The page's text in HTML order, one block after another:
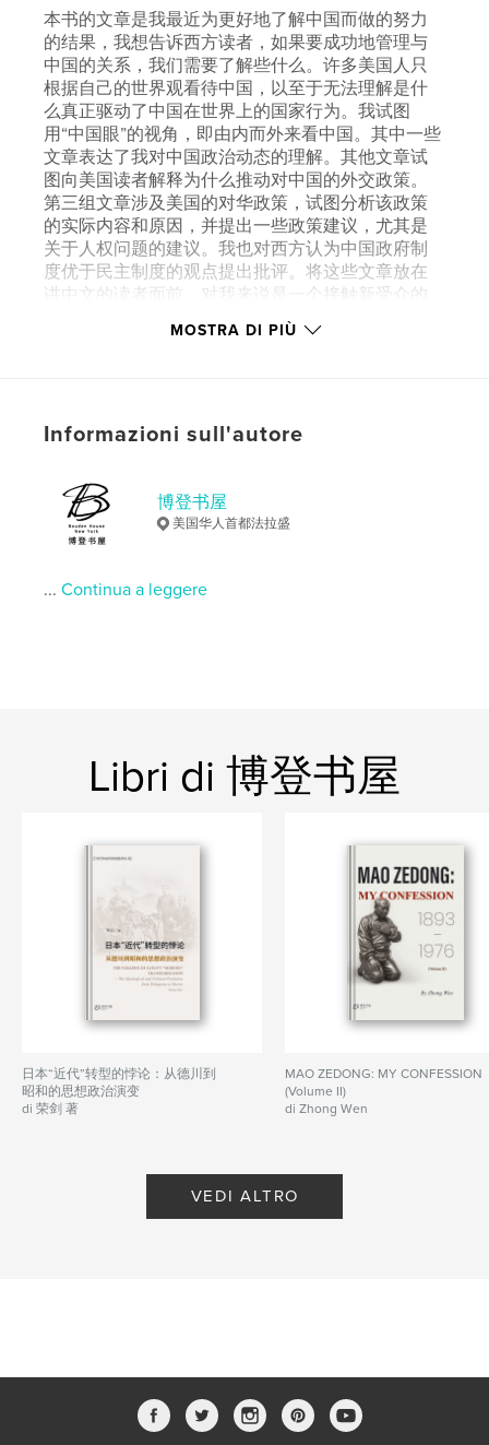
本书的文章是我最近为更好地了解中国而做的努力
的结果，我想告诉西方读者，如果要成功地管理与
中国的关系，我们需要了解些什么。许多美国人只
根据自己的世界观看待中国，以至于无法理解是什
么真正驱动了中国在世界上的国家行为。我试图
用“中国眼”的视角，即由内而外来看中国。其中一些
文章表达了我对中国政治动态的理解。其他文章试
图向美国读者解释为什么推动对中国的外交政策。
第三组文章涉及美国的对华政策，试图分析该政策
的实际内容和原因，并提出一些政策建议，尤其是
关于人权问题的建议。我也对西方认为中国政府制
度优于民主制度的观点提出批评。将这些文章放在
讲中文的读者面前，对我来说是一个接触新受众的
绝好机会。中西方之间的对话从来都不够，如今的
对话比后毛泽东时期的任何时候都更加受限。无论
Funzionalità e dettagli
Categoria principale: Cina
Categorie aggiuntive
N° di pagine: 298
, Bouden 博登书屋
MOSTRA DI PIÙ
Informazioni sull'autore
博登书屋
美国华人首都法拉盛
...Continua a leggere
Libri di 博登书屋
日本“近代”转型的悖论：从德川到
昭和的思想政治演变
di 荣剑 著
MAO ZEDONG: MY CONFESSION
(Volume II)
di Zhong Wen
VEDI ALTRO